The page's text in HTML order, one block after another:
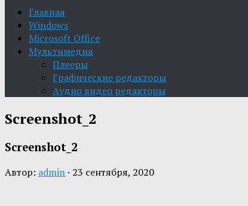
Главная
Windows
Microsoft Office
Мультимедия
Плееры
Графические редакторы
Aудио видео редакторы
Screenshot_2
Screenshot_2
Автор: admin · 23 сентября, 2020